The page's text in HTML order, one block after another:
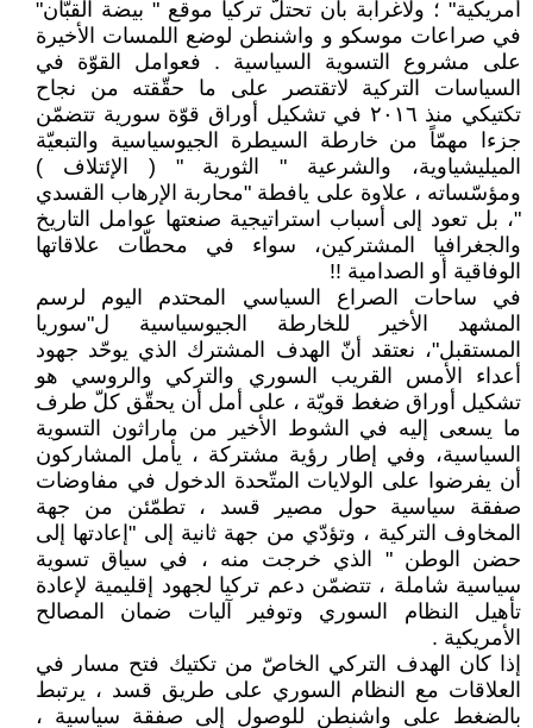
أمريكية" ؛ ولاغرابة بأن تحتلّ تركيا موقع " بيضة القبّان"
في صراعات موسكو و واشنطن لوضع اللمسات الأخيرة
على مشروع التسوية السياسية . فعوامل القوّة في
السياسات التركية لاتقتصر على ما حقّقته من نجاح
تكتيكي منذ ٢٠١٦ في تشكيل أوراق قوّة سورية تتضمّن
جزءا مهمّاً من خارطة السيطرة الجيوسياسية والتبعيّة
الميليشياوية، والشرعية " الثورية " ( الإئتلاف )
ومؤسّساته ، علاوة على يافطة "محاربة الإرهاب القسدي
"، بل تعود إلى أسباب استراتيجية صنعتها عوامل التاريخ
والجغرافيا المشتركين، سواء في محطّات علاقاتها
الوفاقية أو الصدامية !!
في ساحات الصراع السياسي المحتدم اليوم لرسم
المشهد الأخير للخارطة الجيوسياسية ل"سوريا
المستقبل"، نعتقد أنّ الهدف المشترك الذي يوحّد جهود
أعداء الأمس القريب السوري والتركي والروسي هو
تشكيل أوراق ضغط قويّة ، على أمل أن يحقّق كلّ طرف
ما يسعى إليه في الشوط الأخير من ماراثون التسوية
السياسية، وفي إطار رؤية مشتركة ، يأمل المشاركون
أن يفرضوا على الولايات المتّحدة الدخول في مفاوضات
صفقة سياسية حول مصير قسد ، تطمّئن من جهة
المخاوف التركية ، وتؤدّي من جهة ثانية إلى "إعادتها إلى
حضن الوطن " الذي خرجت منه ، في سياق تسوية
سياسية شاملة ، تتضمّن دعم تركيا لجهود إقليمية لإعادة
تأهيل النظام السوري وتوفير آليات ضمان المصالح
الأمريكية .
إذا كان الهدف التركي الخاصّ من تكتيك فتح مسار في
العلاقات مع النظام السوري على طريق قسد ، يرتبط
بالضغط على واشنطن للوصول إلى صفقة سياسية ،